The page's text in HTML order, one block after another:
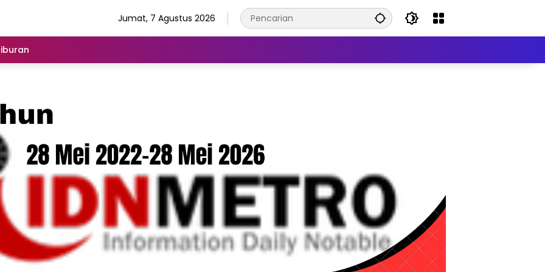
Jumat, 7 Agustus 2026